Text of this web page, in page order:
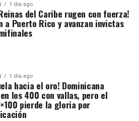
1 día ago
del Caribe rugen con fuerza!
a Puerto Rico y avanzan invictas
1 día ago
hacia el oro! Dominicana
los 400 con vallas, pero el
pierde la gloria por